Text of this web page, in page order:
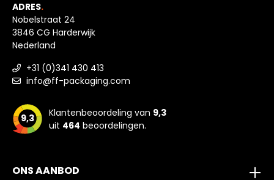
ADRES.
Nobelstraat 24
3846 CG Harderwijk
Nederland
+31 (0)341 430 413
info@ff-packaging.com
9,3 Klantenbeoordeling van 9,3
uit 464 beoordelingen.
ONS AANBOD